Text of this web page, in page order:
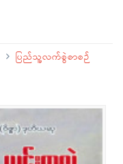
ပြည်သူ့လက်စွဲစာစဉ်